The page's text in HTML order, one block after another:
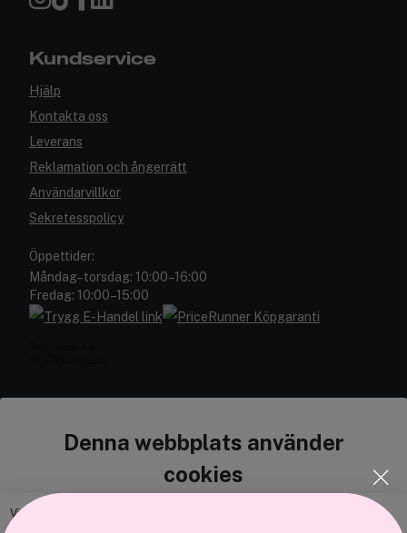
Denna webbplats använder
cookies
Vi använder enhetsidentifierare för att anpassa innehållet och
Kundservice
Hjälp
Kontakta oss
Leverans
Reklamation och ångerrätt
Användarvillkor
Sekretesspolicy
Öppettider:
Måndag–torsdag: 10:00–16:00
Fredag: 10:00–15:00
Cocopanda.se